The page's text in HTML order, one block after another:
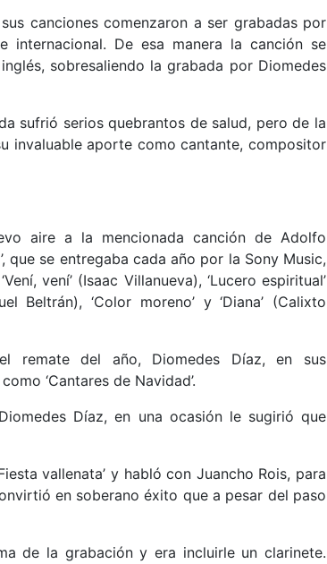
canciones comenzaron a ser grabadas por
internacional. De esa manera la canción se
sobresaliendo la grabada por Diomedes
sufrió serios quebrantos de salud, pero de la
invaluable aporte como cantante, compositor
aire a la mencionada canción de Adolfo
que se entregaba cada año por la Sony Music,
vení’ (Isaac Villanueva), ‘Lucero espiritual’
Beltrán), ‘Color moreno’ y ‘Diana’ (Calixto
remate del año, Diomedes Díaz, en sus
‘Cantares de Navidad’.
Díaz, en una ocasión le sugirió que
vallenata’ y habló con Juancho Rois, para
en soberano éxito que a pesar del paso
de la grabación y era incluirle un clarinete.